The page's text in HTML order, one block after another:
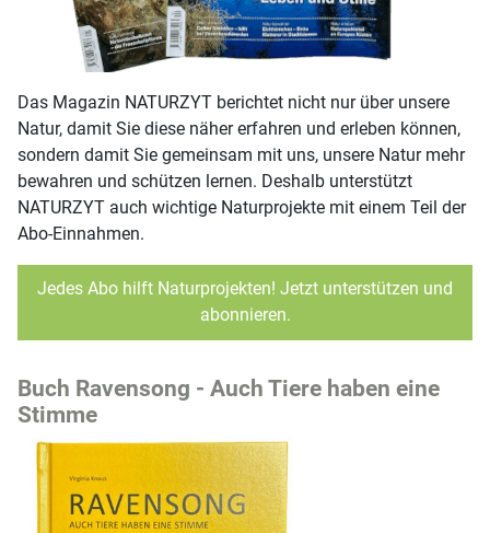
Das Magazin NATURZYT berichtet nicht nur über unsere
Natur, damit Sie diese näher erfahren und erleben können,
sondern damit Sie gemeinsam mit uns, unsere Natur mehr
bewahren und schützen lernen. Deshalb unterstützt
NATURZYT auch wichtige Naturprojekte mit einem Teil der
Abo-Einnahmen.
Jedes Abo hilft Naturprojekten! Jetzt unterstützen und
abonnieren.
Buch Ravensong - Auch Tiere haben eine
Stimme